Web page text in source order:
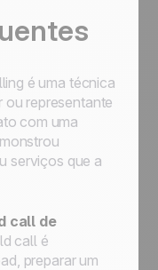
é uma técnica
ou representante
com uma
serviços que a
call de
call é
preparar um